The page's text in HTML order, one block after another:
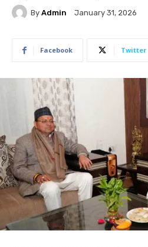
By Admin January 31, 2026
Facebook Twitter